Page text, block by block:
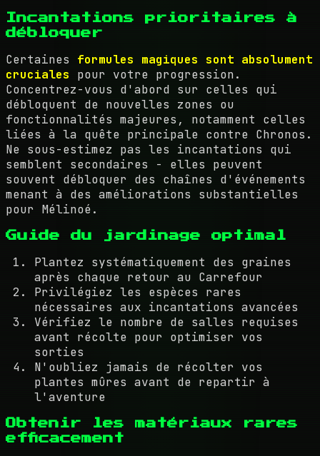
Incantations prioritaires à
débloquer
Certaines formules magiques sont absolument
cruciales pour votre progression.
Concentrez-vous d'abord sur celles qui
débloquent de nouvelles zones ou
fonctionnalités majeures, notamment celles
liées à la quête principale contre Chronos.
Ne sous-estimez pas les incantations qui
semblent secondaires - elles peuvent
souvent débloquer des chaînes d'événements
menant à des améliorations substantielles
pour Mélinoé.
Guide du jardinage optimal
Plantez systématiquement des graines
après chaque retour au Carrefour
Privilégiez les espèces rares
nécessaires aux incantations avancées
Vérifiez le nombre de salles requises
avant récolte pour optimiser vos
sorties
N'oubliez jamais de récolter vos
plantes mûres avant de repartir à
l'aventure
Obtenir les matériaux rares
efficacement